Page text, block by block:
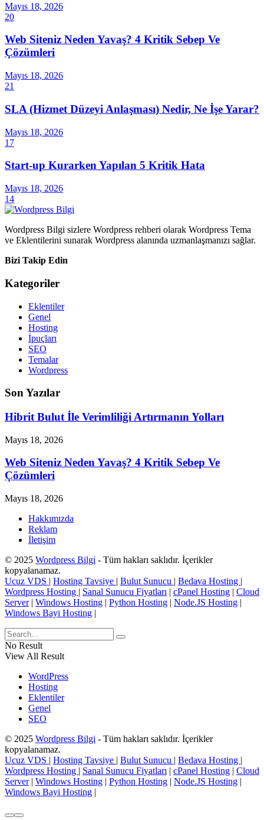
Mayıs 18, 2026
20
Web Siteniz Neden Yavaş? 4 Kritik Sebep Ve
Çözümleri
Mayıs 18, 2026
21
SLA (Hizmet Düzeyi Anlaşması) Nedir, Ne İşe Yarar?
Mayıs 18, 2026
17
Start-up Kurarken Yapılan 5 Kritik Hata
Mayıs 18, 2026
14
Wordpress Bilgi sizlere Wordpress rehberi olarak Wordpress Tema
ve Eklentilerini sunarak Wordpress alanında uzmanlaşmanızı sağlar.
Bizi Takip Edin
Kategoriler
Eklentiler
Genel
Hosting
İpuçları
SEO
Temalar
Wordpress
Son Yazılar
Hibrit Bulut İle Verimliliği Artırmanın Yolları
Mayıs 18, 2026
Web Siteniz Neden Yavaş? 4 Kritik Sebep Ve
Çözümleri
Mayıs 18, 2026
Hakkımızda
Reklam
İletişim
© 2025 Wordpress Bilgi - Tüm hakları saklıdır. İçerikler
kopyalanamaz.
Ucuz VDS | Hosting Tavsiye | Bulut Sunucu | Bedava Hosting |
Wordpress Hosting | Sanal Sunucu Fiyatları | cPanel Hosting | Cloud
Server| Windows Hosting | Python Hosting | Node.JS Hosting |
Windows Bayi Hosting |
No Result
View All Result
WordPress
Hosting
Eklentiler
Genel
SEO
© 2025 Wordpress Bilgi - Tüm hakları saklıdır. İçerikler
kopyalanamaz.
Ucuz VDS | Hosting Tavsiye | Bulut Sunucu | Bedava Hosting |
Wordpress Hosting | Sanal Sunucu Fiyatları | cPanel Hosting | Cloud
Server| Windows Hosting | Python Hosting | Node.JS Hosting |
Windows Bayi Hosting |